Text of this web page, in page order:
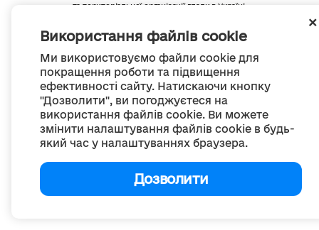
Використання файлів cookie
Ми використовуємо файли cookie для
покращення роботи та підвищення
ефективності сайту. Натискаючи кнопку
"Дозволити", ви погоджуєтеся на
використання файлів cookie. Ви можете
змінити налаштування файлів cookie в будь-
який час у налаштуваннях браузера.
Дозволити
та територіальної організації влади в Україні.
Весь контент доступний за ліцензією
Creative Commons Attribution 4.0 International license,
якщо не зазначено інше